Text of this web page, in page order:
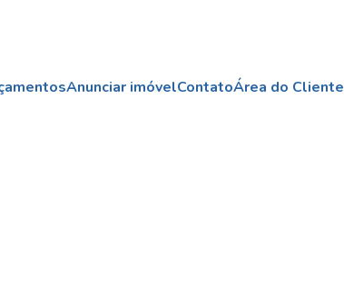
Anunciar imóvelContatoÁrea do Cliente